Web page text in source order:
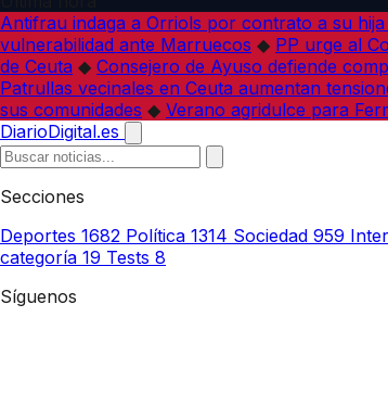
Antifrau indaga a Orriols por contrato a su
vulnerabilidad ante Marruecos ◆ PP urge al
de Ceuta ◆ Consejero de Ayuso defiende
Patrullas vecinales en Ceuta aumentan
sus comunidades ◆ Verano agridulce para
DiarioDigital.es
Secciones
Deportes 1682 Política 1314 Sociedad 959
categoría 19 Tests 8
Síguenos